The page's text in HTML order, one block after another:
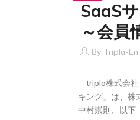
SaaS
～会員
By Tripla-En
tripla株式会社
キング」は、株
中村崇則、以下